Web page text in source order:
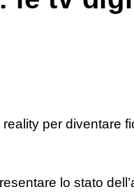
per diventare
lo stato